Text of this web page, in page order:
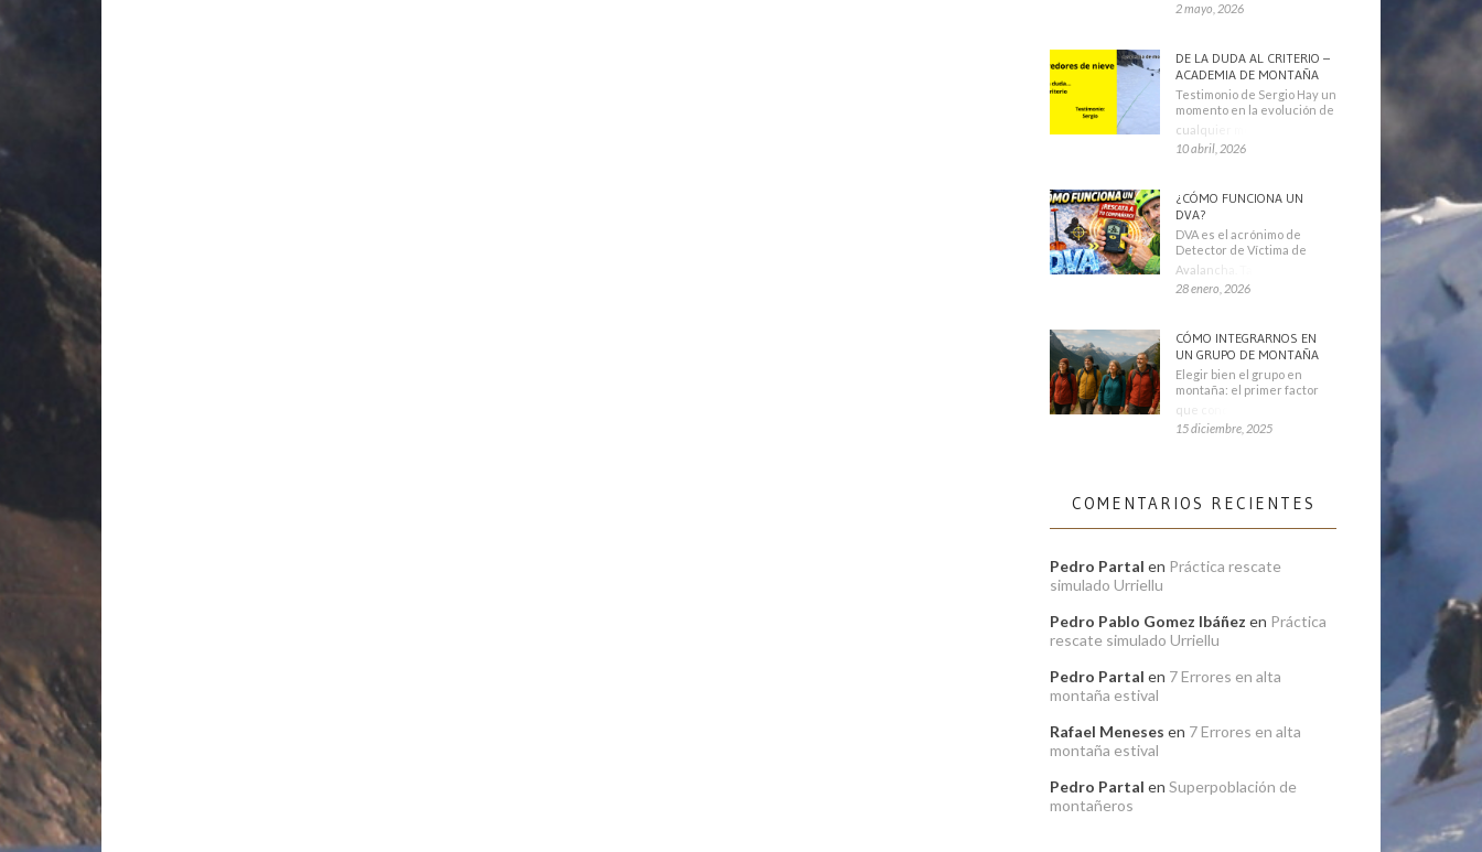
2 mayo, 2026
DE LA DUDA AL CRITERIO –
ACADEMIA DE MONTAÑA
Testimonio de Sergio Hay un
momento en la evolución de
cualquier montañero
10 abril, 2026
¿CÓMO FUNCIONA UN
DVA?
DVA es el acrónimo de
Detector de Víctima de
Avalancha. También se
28 enero, 2026
CÓMO INTEGRARNOS EN
UN GRUPO DE MONTAÑA
Elegir bien el grupo en
montaña: el primer factor
que condiciona tu
15 diciembre, 2025
COMENTARIOS RECIENTES
Pedro Partal en Práctica rescate
simulado Urriellu
Pedro Pablo Gomez Ibáñez en Práctica
rescate simulado Urriellu
Pedro Partal en 7 Errores en alta
montaña estival
Rafael Meneses en 7 Errores en alta
montaña estival
Pedro Partal en Superpoblación de
montañeros